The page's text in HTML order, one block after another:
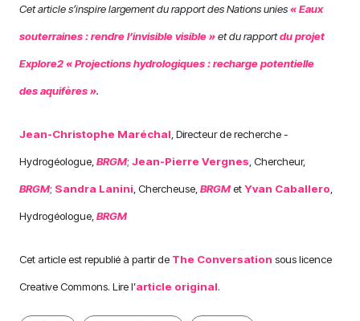
Cet article s’inspire largement du rapport des Nations unies« Eaux
souterraines : rendre l’invisible visible »et du rapportdu projet
Explore2 « Projections hydrologiques : recharge potentielle
des aquifères ».
Jean-Christophe Maréchal, Directeur de recherche -
Hydrogéologue,BRGM; Jean-Pierre Vergnes, Chercheur,
BRGM; Sandra Lanini, Chercheuse,BRGMetYvan Caballero,
Hydrogéologue,BRGM
Cet article est republié à partir de The Conversation sous licence
Creative Commons. Lire l’article original.